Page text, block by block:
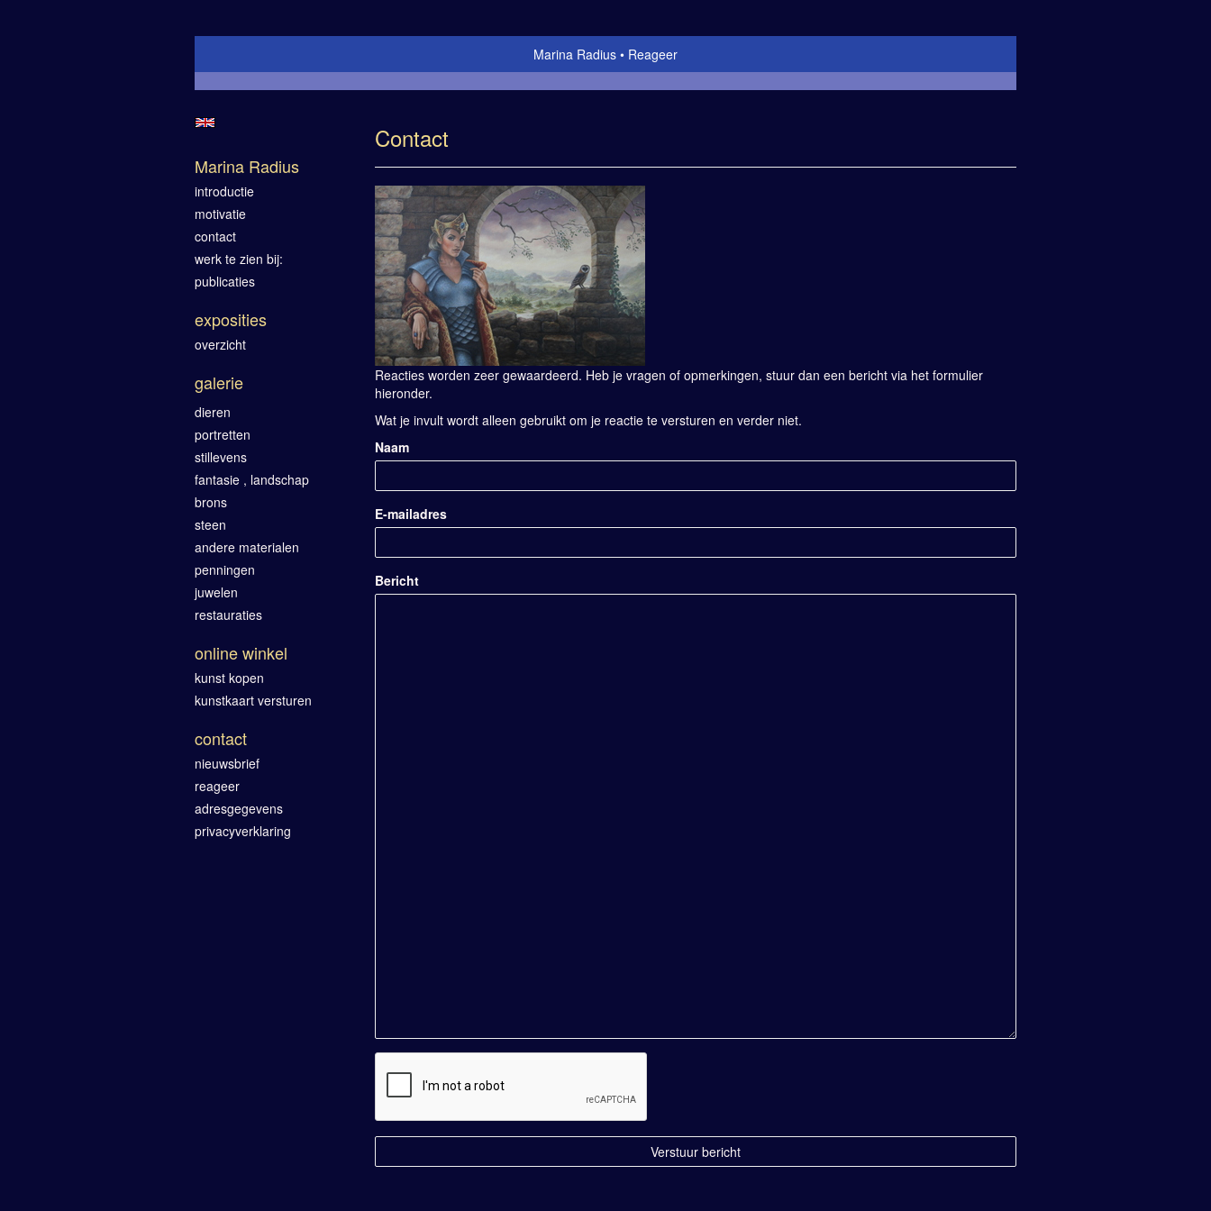
Marina Radius Reageer
Contact
Reacties worden zeer gewaardeerd. Heb je vragen of opmerkingen, stuur dan een bericht via het formulier
hieronder.
Wat je invult wordt alleen gebruikt om je reactie te versturen en verder niet.
Naam
E-mailadres
Bericht
Marina Radius
introductie
motivatie
contact
werk te zien bij:
publicaties
exposities
overzicht
galerie
dieren
portretten
stillevens
fantasie , landschap
brons
steen
andere materialen
penningen
juwelen
restauraties
online winkel
kunst kopen
kunstkaart versturen
contact
nieuwsbrief
reageer
adresgegevens
privacyverklaring